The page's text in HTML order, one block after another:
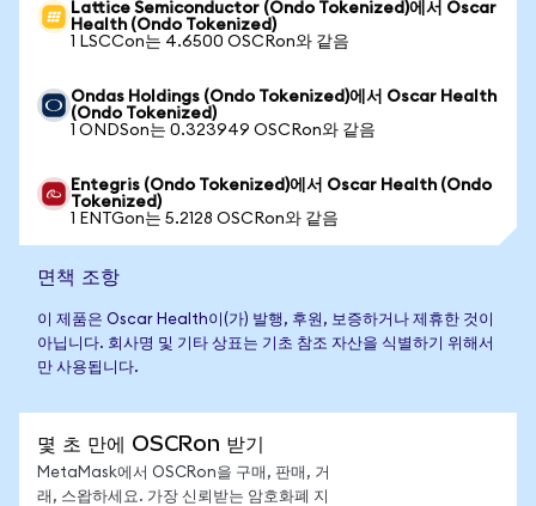
Lattice Semiconductor (Ondo Tokenized)에서 Oscar
Health (Ondo Tokenized)
1 LSCCon는 4.6500 OSCRon와 같음
Ondas Holdings (Ondo Tokenized)에서 Oscar Health
(Ondo Tokenized)
1 ONDSon는 0.323949 OSCRon와 같음
Entegris (Ondo Tokenized)에서 Oscar Health (Ondo
Tokenized)
1 ENTGon는 5.2128 OSCRon와 같음
면책 조항
이 제품은 Oscar Health이(가) 발행, 후원, 보증하거나 제휴한 것이
아닙니다. 회사명 및 기타 상표는 기초 참조 자산을 식별하기 위해서
만 사용됩니다.
몇 초 만에 OSCRon 받기
MetaMask에서 OSCRon을 구매, 판매, 거
래, 스왑하세요. 가장 신뢰받는 암호화폐 지